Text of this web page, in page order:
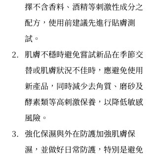
擇不含香料、酒精等刺激性成分之
配方，使用前建議先進行貼膚測
試。
肌膚不穩時避免嘗試新品在季節交
替或肌膚狀況不佳時，應避免使用
新產品，同時減少去角質、磨砂及
酵素類等高刺激保養，以降低敏感
風險。
強化保濕與外在防護加強肌膚保
濕，並做好日常防護，特別是避免